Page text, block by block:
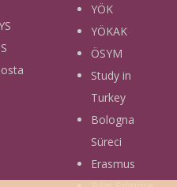
YÖK
YÖKAK
ÖSYM
Study in
Turkey
Bologna
Süreci
Erasmus